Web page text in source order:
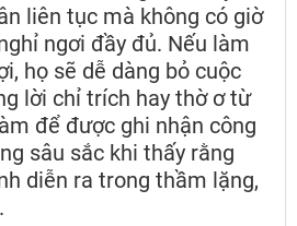
liên tục mà không có giờ
ngơi đầy đủ. Nếu làm
họ sẽ dễ dàng bỏ cuộc
lời chỉ trích hay thờ ơ từ
để được ghi nhận công
sâu sắc khi thấy rằng
diễn ra trong thầm lặng,